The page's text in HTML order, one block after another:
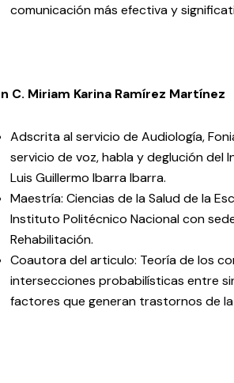
comunicación más efectiva y
C. Miriam Karina Ramírez Martínez
Adscrita al servicio de Audiología,
servicio de voz, habla y deglución del
Luis Guillermo Ibarra Ibarra.
Maestría: Ciencias de la Salud de la
Instituto Politécnico Nacional con
Rehabilitación.
Coautora del articulo: Teoría de los
intersecciones probabilísticas entre
factores que generan trastornos de